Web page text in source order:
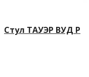
Стул ТАУЭР ВУД Р